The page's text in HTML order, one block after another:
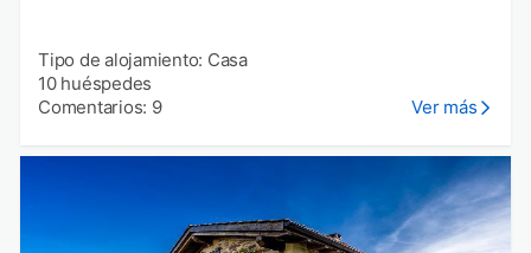
Tipo de alojamiento: Casa
10 huéspedes
Comentarios: 9
Ver más